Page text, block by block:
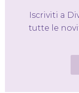
Iscriviti a
tutte le